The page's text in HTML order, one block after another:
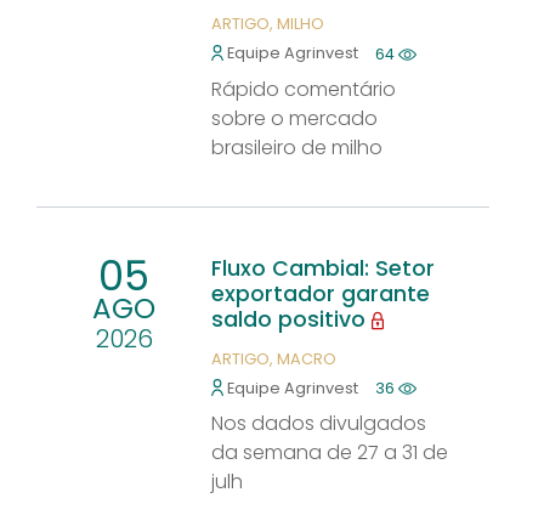
ARTIGO MILHO
Equipe Agrinvest
64
Rápido comentário
sobre o mercado
brasileiro de milho
05
AGO
2026
Fluxo Cambial: Setor
exportador garante
saldo positivo
ARTIGO MACRO
Equipe Agrinvest
36
Nos dados divulgados
da semana de 27 a 31 de
julh